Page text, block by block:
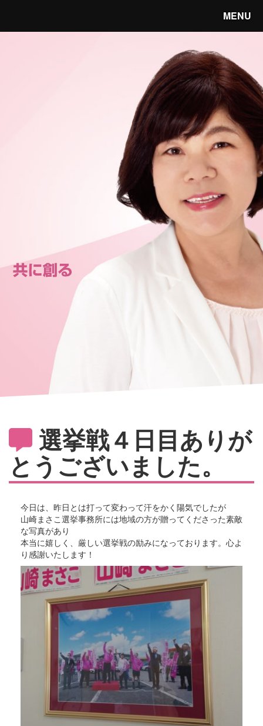
MENU
選挙戦４日目ありが
とうございました。
今日は、昨日とは打って変わって汗をかく陽気でしたが
山崎まさこ選挙事務所には地域の方が贈ってくださった素敵
な写真があり
本当に嬉しく、厳しい選挙戦の励みになっております。心よ
り感謝いたします！